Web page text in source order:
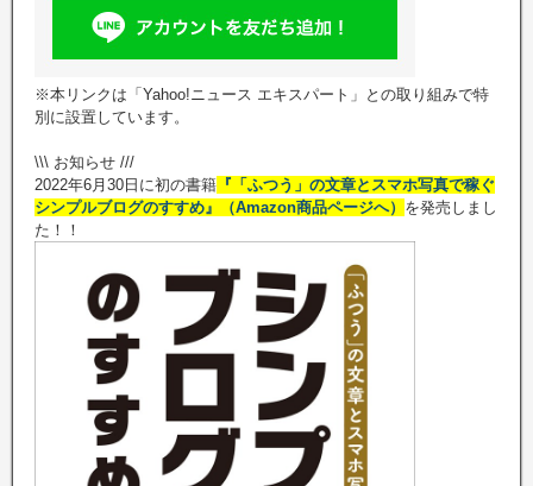
※本リンクは「Yahoo!ニュース エキスパート」との取り組みで特
別に設置しています。
\\\ お知らせ ///
2022年6月30日に初の書籍 『「ふつう」の文章とスマホ写真で稼ぐ
シンプルブログのすすめ』（Amazon商品ページへ） を発売しまし
た！！